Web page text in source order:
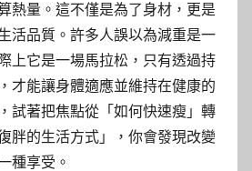
熱量。這不僅是為了身材，更是
活品質。許多人誤以為減重是一
上它是一場馬拉松，只有透過持
才能讓身體適應並維持在健康的
試著把焦點從「如何快速瘦」轉
胖的生活方式」，你會發現改變
種享受。